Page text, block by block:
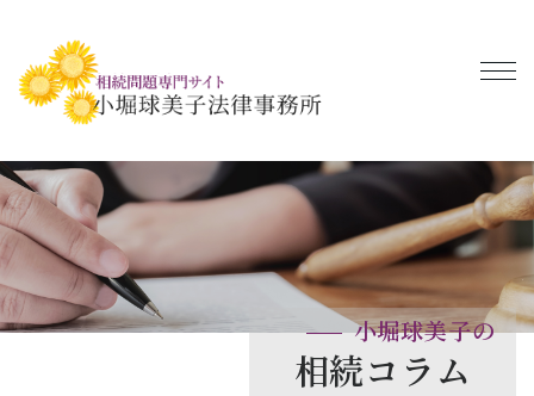
小堀球美子の
相続コラム